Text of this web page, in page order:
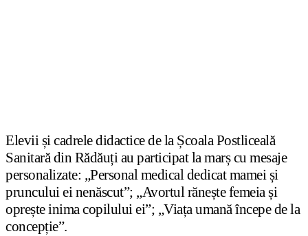
Elevii și cadrele didactice de la Școala Postliceală
Sanitară din Rădăuți au participat la marș cu mesaje
personalizate: „Personal medical dedicat mamei și
pruncului ei nenăscut”; „Avortul rănește femeia și
oprește inima copilului ei”; „Viața umană începe de la
concepție”.